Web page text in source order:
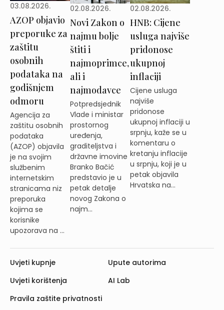
03.08.2026.
AZOP objavio
preporuke za
zaštitu
osobnih
podataka na
godišnjem
odmoru
Agencija za
zaštitu osobnih
podataka
(AZOP) objavila
je na svojim
službenim
internetskim
stranicama niz
preporuka
kojima se
korisnike
upozorava na ...
02.08.2026.
Novi Zakon o
najmu bolje
štiti i
najmoprimce,
ali i
najmodavce
Potpredsjednik
Vlade i ministar
prostornog
uređenja,
graditeljstva i
državne imovine
Branko Bačić
predstavio je u
petak detalje
novog Zakona o
najm...
02.08.2026.
HNB: Cijene
usluga najviše
pridonose
ukupnoj
inflaciji
Cijene usluga
najviše
pridonose
ukupnoj inflaciji u
srpnju, kaže se u
komentaru o
kretanju inflacije
u srpnju, koji je u
petak objavila
Hrvatska na...
Uvjeti kupnje
Uvjeti korištenja
Pravila zaštite privatnosti
Upute autorima
AI Lab